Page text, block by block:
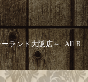
ランド大阪店～. All R